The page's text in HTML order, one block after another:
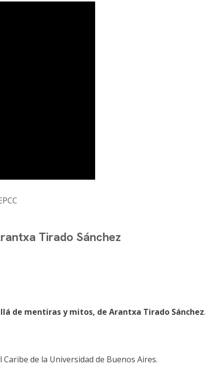
Tirado Sánchez
de mentiras y mitos, de Arantxa Tirado Sánchez.
de la Universidad de Buenos Aires.